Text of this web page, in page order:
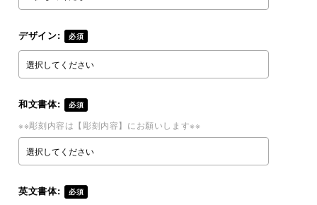
デザイン: 必須
和文書体: 必須
※※彫刻内容は【彫刻内容】にお願いします※※
英文書体: 必須